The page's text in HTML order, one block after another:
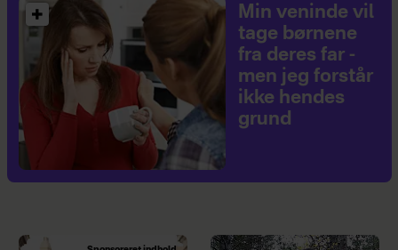
Min veninde vil
tage børnene
fra deres far -
men jeg forstår
ikke hendes
grund